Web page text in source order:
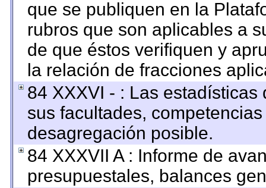
que se publiquen en la
rubros que son aplicables a
de que éstos verifiquen y
la relación de fracciones
84 XXXVI - : Las
sus facultades,
desagregación posible.
84 XXXVII A : Informe de
presupuestales, balances